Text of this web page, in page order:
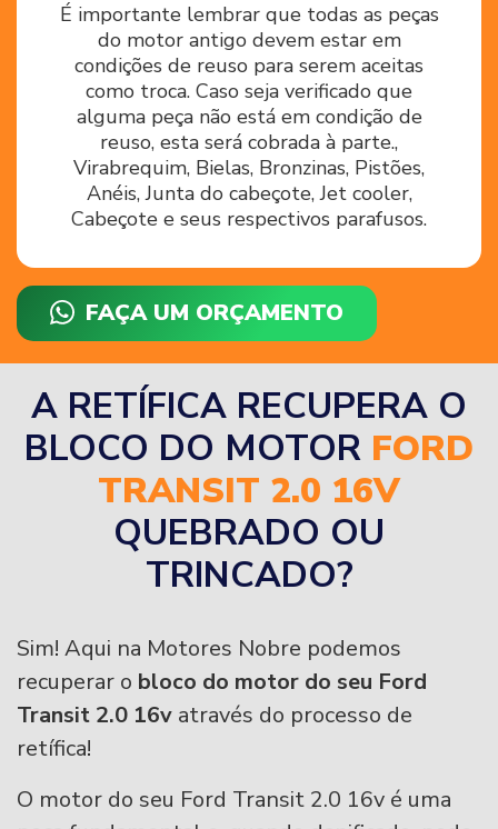
É importante lembrar que todas as peças
do motor antigo devem estar em
condições de reuso para serem aceitas
como troca. Caso seja verificado que
alguma peça não está em condição de
reuso, esta será cobrada à parte.,
Virabrequim, Bielas, Bronzinas, Pistões,
Anéis, Junta do cabeçote, Jet cooler,
Cabeçote e seus respectivos parafusos.
FAÇA UM ORÇAMENTO
A RETÍFICA RECUPERA O
BLOCO DO MOTOR FORD
TRANSIT 2.0 16V
QUEBRADO OU
TRINCADO?
Sim! Aqui na Motores Nobre podemos
recuperar o bloco do motor do seu Ford
Transit 2.0 16v através do processo de
retífica!
O motor do seu Ford Transit 2.0 16v é uma